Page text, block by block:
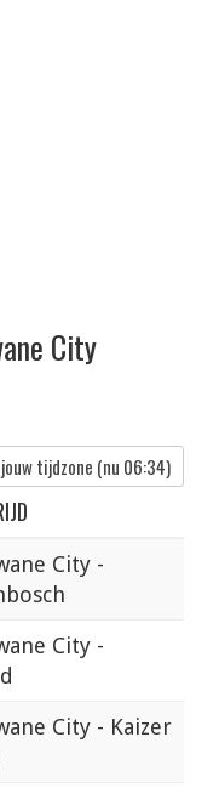
City
tijdzone (nu 06:34)
City -
City -
City - Kaizer